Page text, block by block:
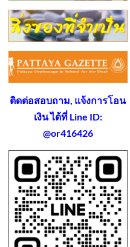
ติดต่อสอบถาม, แจ้งการโอน
เงิน ได้ที่ Line ID:
@or416426